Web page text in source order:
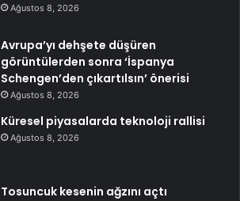
Ağustos 8, 2026
Avrupa’yı dehşete düşüren
görüntülerden sonra ‘İspanya
Schengen’den çıkartılsın’ önerisi
Ağustos 8, 2026
Küresel piyasalarda teknoloji rallisi
Ağustos 8, 2026
Tosuncuk kesenin ağzını açtı